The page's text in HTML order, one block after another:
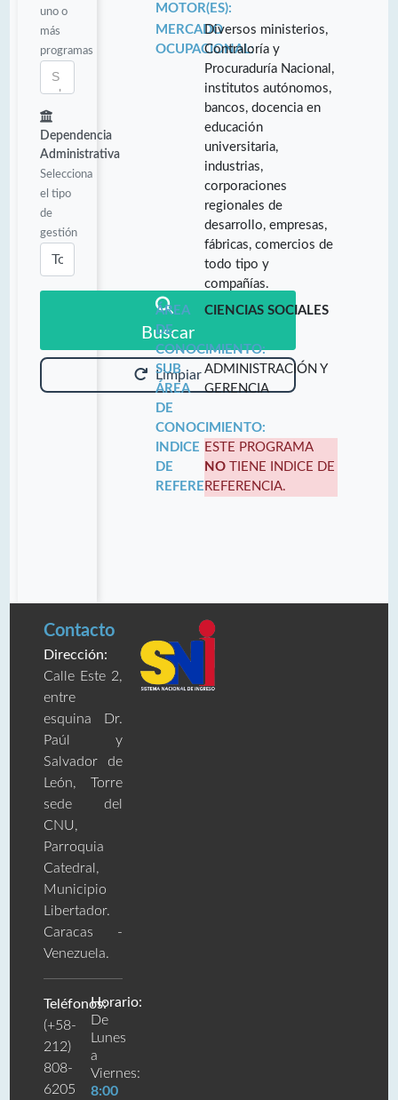
uno o
más
programas
Dependencia
Administrativa
Selecciona
el tipo
de
gestión
Buscar
Limpiar
MOTOR(ES):
MERCADO
OCUPACIONAL:
Diversos ministerios,
Contraloría y
Procuraduría Nacional,
institutos autónomos,
bancos, docencia en
educación
universitaria,
industrias,
corporaciones
regionales de
desarrollo, empresas,
fábricas, comercios de
todo tipo y
compañías.
ÁREA
DE
CONOCIMIENTO:
CIENCIAS SOCIALES
SUB
ÁREA
DE
CONOCIMIENTO:
ADMINISTRACIÓN Y
GERENCIA
INDICE
DE
REFERENCIA:
ESTE PROGRAMA
NO TIENE INDICE DE
REFERENCIA.
Contacto
Dirección:
Calle Este 2,
entre
esquina Dr.
Paúl y
Salvador de
León, Torre
sede del
CNU,
Parroquia
Catedral,
Municipio
Libertador.
Caracas -
Venezuela.
Teléfonos:
(+58-
212)
808-
6205
Horario:
De
Lunes
a
Viernes:
8:00